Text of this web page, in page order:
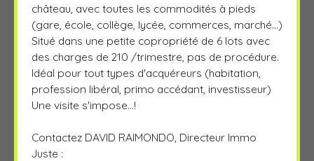
château, avec toutes les commodités à pieds
(gare, école, collège, lycée, commerces, marché...)
Situé dans une petite copropriété de 6 lots avec
des charges de 210 /trimestre, pas de procédure.
Idéal pour tout types d'acquéreurs (habitation,
profession libéral, primo accédant, investisseur)
Une visite s'impose...!
Contactez DAVID RAIMONDO, Directeur Immo
Juste :